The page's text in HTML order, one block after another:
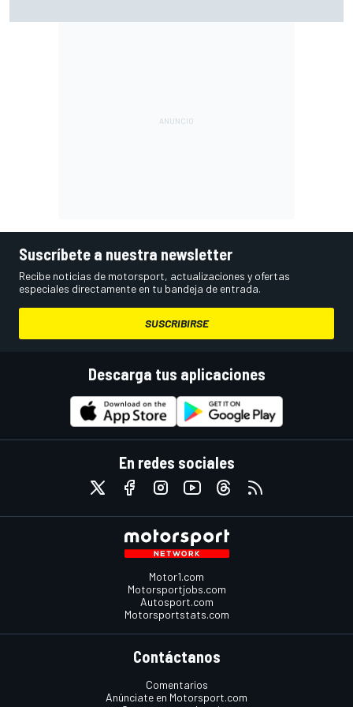
Suscríbete a nuestra newsletter
Recibe noticias de motorsport, actualizaciones y ofertas
especiales directamente en tu bandeja de entrada.
SUSCRIBIRSE
Descarga tus aplicaciones
En redes sociales
Motor1.com
Motorsportjobs.com
Autosport.com
Motorsportstats.com
Contáctanos
Comentarios
Anúnciate en Motorsport.com